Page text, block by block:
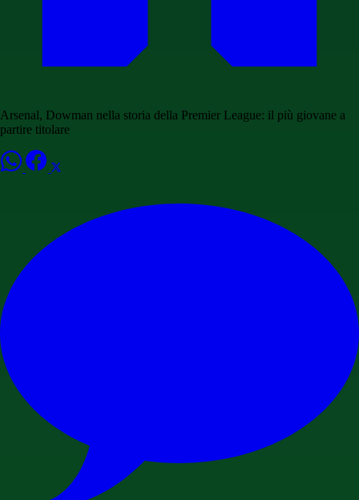
Arsenal, Dowman nella storia della Premier League: il più giovane a
partire titolare